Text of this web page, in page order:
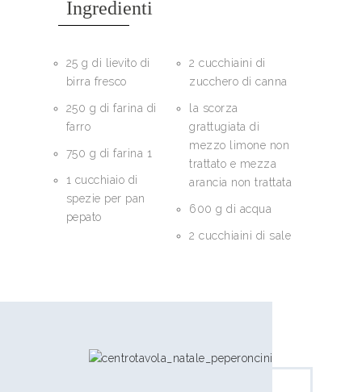
Ingredienti
25 g di lievito di
birra fresco
250 g di farina di
farro
750 g di farina 1
1 cucchiaio di
spezie per pan
pepato
2 cucchiaini di
zucchero di canna
la scorza
grattugiata di
mezzo limone non
trattato e mezza
arancia non trattata
600 g di acqua
2 cucchiaini di sale